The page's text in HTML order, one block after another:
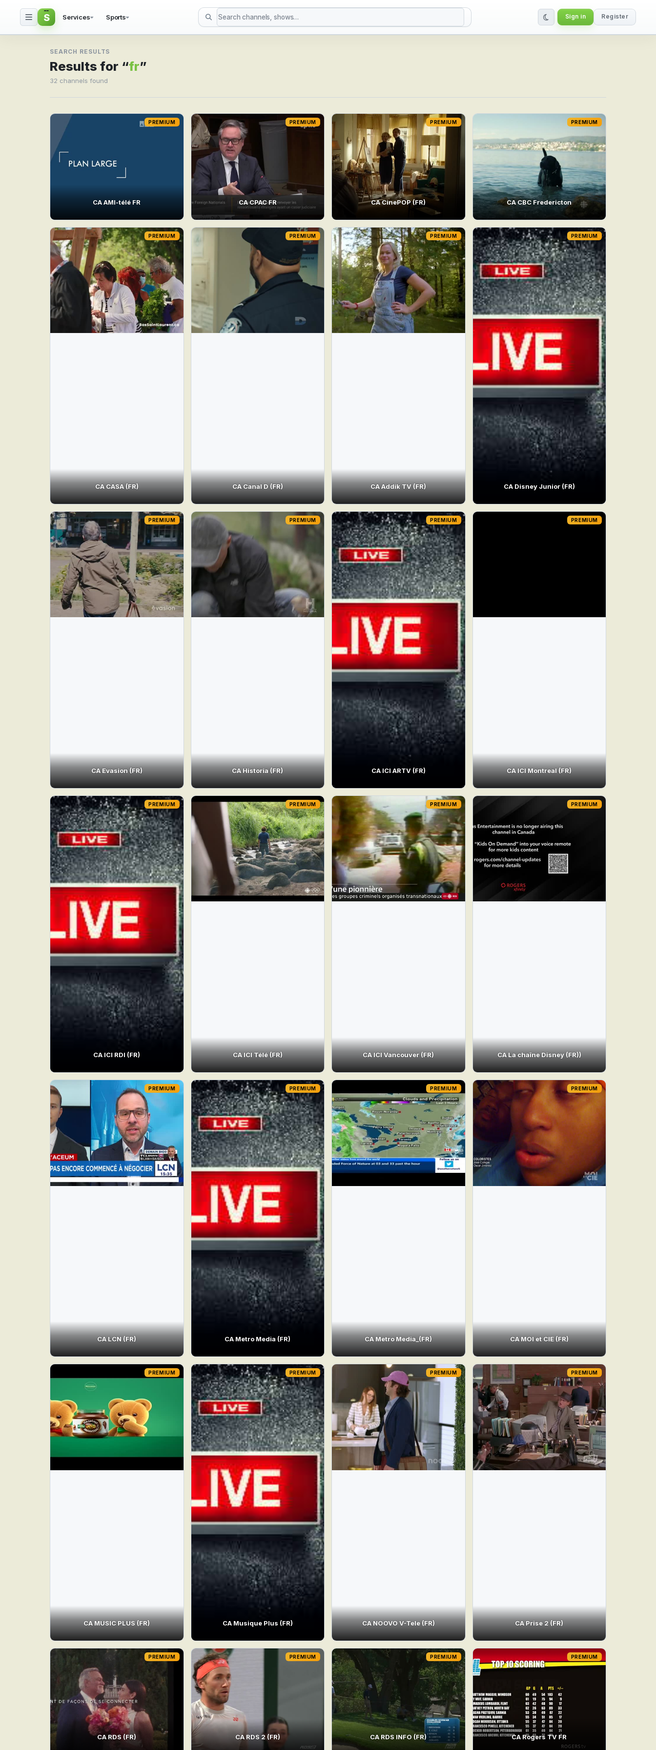
Search result for fr
S Services Sports Sign in Register
SEARCH RESULTS
Results for “fr”
32 channels found
CA AMI-télé FR
PREMIUM
CA CPAC FR
PREMIUM
CA CinePOP (FR)
PREMIUM
CA CBC Fredericton
PREMIUM
CA CASA (FR)
PREMIUM
CA Canal D (FR)
PREMIUM
CA Addik TV (FR)
PREMIUM
CA Disney Junior (FR)
PREMIUM
CA Evasion (FR)
PREMIUM
CA Historia (FR)
PREMIUM
CA ICI ARTV (FR)
PREMIUM
CA ICI Montreal (FR)
PREMIUM
CA ICI RDI (FR)
PREMIUM
CA ICI Télé (FR)
PREMIUM
CA ICI Vancouver (FR)
PREMIUM
CA La chaîne Disney (FR))
PREMIUM
CA LCN (FR)
PREMIUM
CA Metro Media (FR)
PREMIUM
CA Metro Media_(FR)
PREMIUM
CA MOI et CIE (FR)
PREMIUM
CA MUSIC PLUS (FR)
PREMIUM
CA Musique Plus (FR)
PREMIUM
CA NOOVO V-Tele (FR)
PREMIUM
CA Prise 2 (FR)
PREMIUM
CA RDS (FR)
PREMIUM
CA RDS 2 (FR)
PREMIUM
CA RDS INFO (FR)
PREMIUM
CA Rogers TV FR
PREMIUM